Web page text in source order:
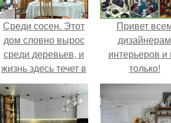
Среди сосен. Этот
дом словно вырос
среди деревьев, и
жизнь здесь течет в
собственном ритме
- спокойно, без
спешки и лишнего
Привет
дизайнерам
интерьеров и
только!